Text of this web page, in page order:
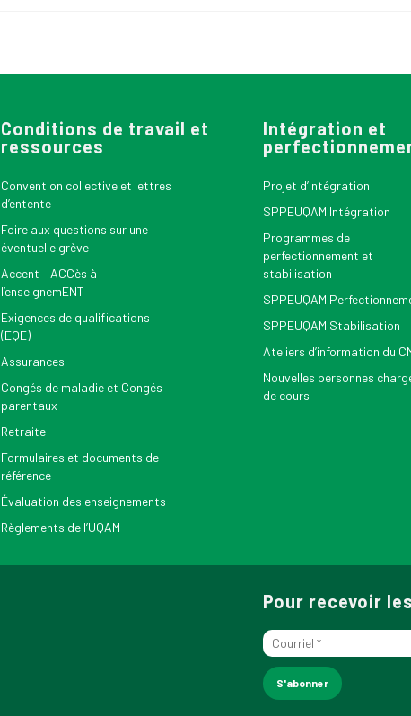
Conditions de travail et
ressources
Convention collective et lettres
d’entente
Foire aux questions sur une
éventuelle grève
Accent – ACCès à
l’enseignemENT
Exigences de qualifications
(EQE)
Assurances
Congés de maladie et Congés
parentaux
Retraite
Formulaires et documents de
référence
Évaluation des enseignements
Règlements de l’UQAM
Intégration et
Projet d’intégration
SPPEUQAM Intégration
Programmes de
perfectionnement et
stabilisation
SPPEUQAM
SPPEUQAM Stabilisation
Ateliers d’information du
Nouvelles personnes
de cours
Pour recevoir les